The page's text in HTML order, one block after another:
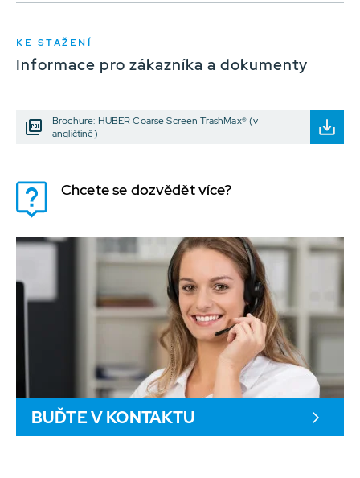
KE STAŽENÍ
Informace pro zákazníka a dokumenty
Brochure: HUBER Coarse Screen TrashMax® (v
angličtině)
Chcete se dozvědět více?
BUĎTE V KONTAKTU